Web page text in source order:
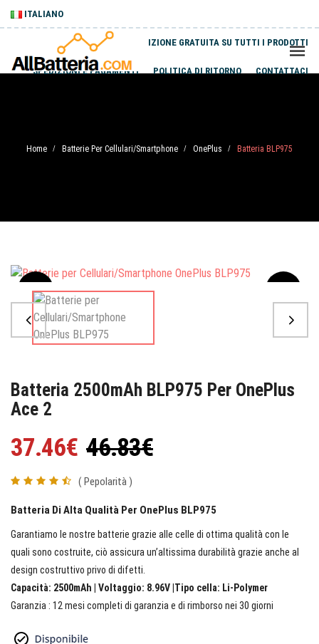
ITALIANO
SPEDIZIONE GRATUITA SU TUTTI I PRODOTTI
SPEDIZIONI E PAGAMENTI POLITICA DI RITORNO CONTATTACI
Home / Batterie Per Cellulari/Smartphone / OnePlus / Batteria BLP975
Sale
Batteria 2500mAh BLP975 Per OnePlus
Ace 2
37.46€ 46.83€
( Pepolarità )
Batteria Di Alta Qualità Per OnePlus BLP975
Garantiamo le nostre batterie grazie alle celle di ottima qualità con le
quali sono costruite, ciò assicura un’altissima durabilità grazie anche al
design costruttivo privo di difetti.
Capacità: 2500mAh | Voltaggio: 8.96V |Tipo cella: Li-Polymer
Garanzia : 12 mesi completi di garanzia e di rimborso nei 30 giorni